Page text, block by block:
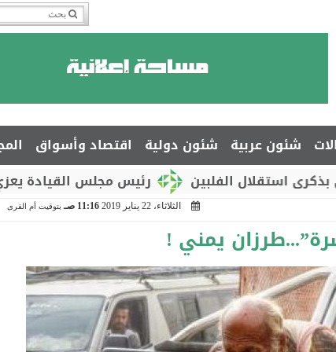
شئون عربية شئون دولية اقتصاد وأسواق
رئيس مجلس القيادة يعزي الفلبين
الثلاثاء، 22 يناير 2019 11:16 صـ بتوقيت أم القرى
يمني !